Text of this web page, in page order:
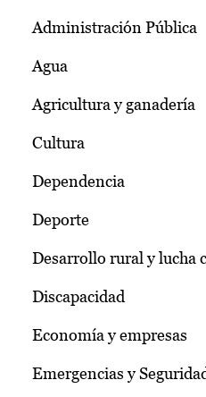
Administración Pública
Agua
Agricultura y ganadería
Cultura
Dependencia
Deporte
Desarrollo rural y lucha
Discapacidad
Economía y empresas
Emergencias y